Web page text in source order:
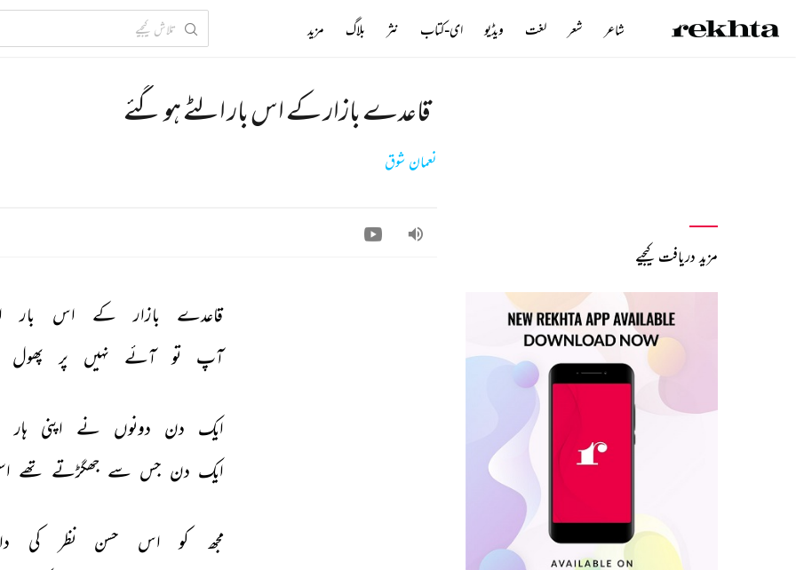
قاعدے بازار کے اس بار الٹے ہو گئے
نعمان شوق
قاعدے بازار کے اس بار
آپ
تو آئے نہیں پر پھول
ایک دن دونوں نے اپنی ہار
ایک دن جس سے جھگڑتے تھے
مجھ کو اس حسن نظر کی
مزید دریافت کیجیے
شاعر شعر لغت ویڈیو ای-کتاب نثر بلاگ مزید